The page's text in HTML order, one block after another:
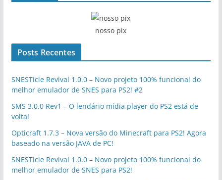
nosso pix
Posts Recentes
SNESTicle Revival 1.0.0 – Novo projeto 100% funcional do
melhor emulador de SNES para PS2! #2
SMS 3.0.0 Rev1 – O lendário mídia player do PS2 está de
volta!
Opticraft 1.7.3 – Nova versão do Minecraft para PS2! Agora
baseado na versão JAVA de PC!
SNESTicle Revival 1.0.0 – Novo projeto 100% funcional do
melhor emulador de SNES para PS2!